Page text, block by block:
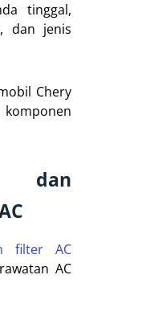
tinggal,
dan jenis
Chery
dan
filter AC
AC